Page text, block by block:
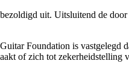
uit. Uitsluitend de
Foundation is vastgelegd
of zich tot zekerheidstelling